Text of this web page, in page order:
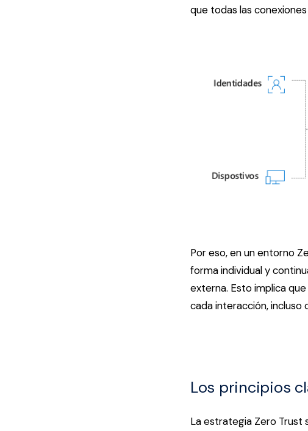
que todas las
Por eso, en un entorno
forma individual y
externa. Esto implica
cada interacción, incluso
Los principios
La estrategia Zero Trust